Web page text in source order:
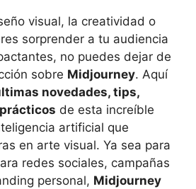
visual, la creatividad o
sorprender a tu audiencia
no puedes dejar de
sobre Midjourney. Aquí
novedades, tips,
de esta increíble
artificial que
en arte visual. Ya sea para
redes sociales, campañas
personal, Midjourney